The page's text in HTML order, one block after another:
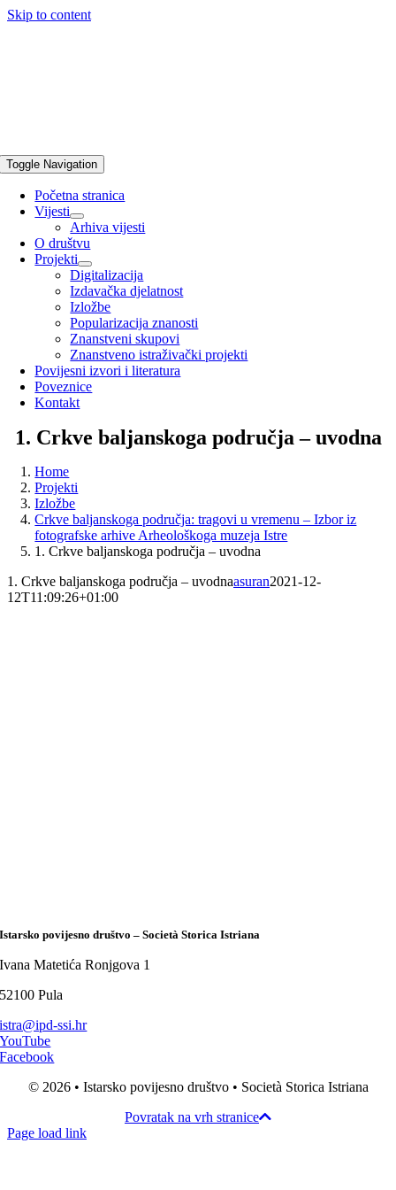
Skip to content
Toggle Navigation
Početna stranica
Vijesti
Arhiva vijesti
O društvu
Projekti
Digitalizacija
Izdavačka djelatnost
Izložbe
Popularizacija znanosti
Znanstveni skupovi
Znanstveno istraživački projekti
Povijesni izvori i literatura
Poveznice
Kontakt
1. Crkve baljanskoga područja – uvodna
Home
Projekti
Izložbe
Crkve baljanskoga područja: tragovi u vremenu – Izbor iz
fotografske arhive Arheološkoga muzeja Istre
1. Crkve baljanskoga područja – uvodna
1. Crkve baljanskoga područja – uvodnaasuran2021-12-
12T11:09:26+01:00
Istarsko povijesno društvo – Società Storica Istriana
Ivana Matetića Ronjgova 1
52100 Pula
istra@ipd-ssi.hr
YouTube
Facebook
© 2026 • Istarsko povijesno društvo • Società Storica Istriana
Povratak na vrh stranice
Page load link